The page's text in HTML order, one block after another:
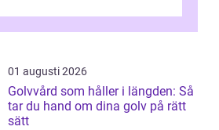
01 augusti 2026
Golvvård som håller i längden: Så
tar du hand om dina golv på rätt
sätt